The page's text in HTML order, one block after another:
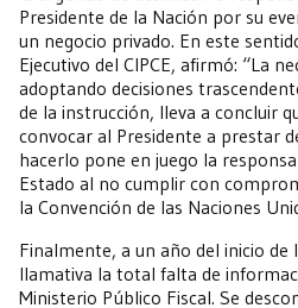
Presidente de la Nación por su
un negocio privado. En este
Ejecutivo del CIPCE, afirmó: “La
adoptando decisiones
de la instrucción, lleva a concluir
convocar al Presidente a prestar
hacerlo pone en juego la
Estado al no cumplir con
la Convención de las Naciones
Finalmente, a un año del inicio de
llamativa la total falta de
Ministerio Público Fiscal. Se